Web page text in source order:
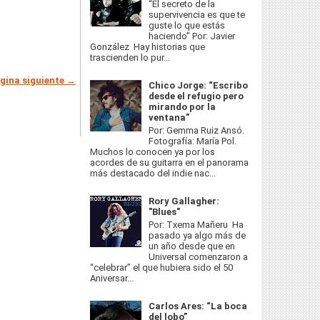
siguiente →
“El secreto de la
supervivencia es que te
guste lo que estás
haciendo” Por: Javier
González Hay historias que
trascienden lo pur...
Chico Jorge: “Escribo
desde el refugio pero
mirando por la
ventana”
Por: Gemma Ruiz Ansó.
Fotografía: María Pol.
Muchos lo conocen ya por los
acordes de su guitarra en el panorama
más destacado del indie nac...
Rory Gallagher:
"Blues"
Por: Txema Mañeru Ha
pasado ya algo más de
un año desde que en
Universal comenzaron a
“celebrar” el que hubiera sido el 50
Aniversar...
Carlos Ares: “La boca
del lobo”